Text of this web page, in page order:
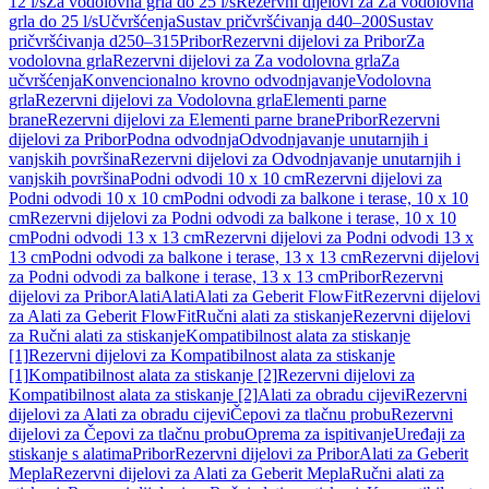
grla do 25 l/sUčvršćenjaSustav pričvršćivanja d40–200Sustav
pričvršćivanja d250–315PriborRezervni dijelovi za PriborZa
vodolovna grlaRezervni dijelovi za Za vodolovna grlaZa
učvršćenjaKonvencionalno krovno odvodnjavanjeVodolovna
grlaRezervni dijelovi za Vodolovna grlaElementi parne
braneRezervni dijelovi za Elementi parne branePriborRezervni
dijelovi za PriborPodna odvodnjaOdvodnjavanje unutarnjih i
vanjskih površinaRezervni dijelovi za Odvodnjavanje unutarnjih i
vanjskih površinaPodni odvodi 10 x 10 cmRezervni dijelovi za
Podni odvodi 10 x 10 cmPodni odvodi za balkone i terase, 10 x 10
cmRezervni dijelovi za Podni odvodi za balkone i terase, 10 x 10
cmPodni odvodi 13 x 13 cmRezervni dijelovi za Podni odvodi 13 x
13 cmPodni odvodi za balkone i terase, 13 x 13 cmRezervni dijelovi
za Podni odvodi za balkone i terase, 13 x 13 cmPriborRezervni
dijelovi za PriborAlatiAlatiAlati za Geberit FlowFitRezervni dijelovi
za Alati za Geberit FlowFitRučni alati za stiskanjeRezervni dijelovi
za Ručni alati za stiskanjeKompatibilnost alata za stiskanje
[1]Rezervni dijelovi za Kompatibilnost alata za stiskanje
[1]Kompatibilnost alata za stiskanje [2]Rezervni dijelovi za
Kompatibilnost alata za stiskanje [2]Alati za obradu cijeviRezervni
dijelovi za Alati za obradu cijeviČepovi za tlačnu probuRezervni
dijelovi za Čepovi za tlačnu probuOprema za ispitivanjeUređaji za
stiskanje s alatimaPriborRezervni dijelovi za PriborAlati za Geberit
MeplaRezervni dijelovi za Alati za Geberit MeplaRučni alati za